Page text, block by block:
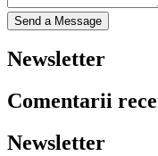
Send a Message
Newsletter
Comentarii
Newsletter